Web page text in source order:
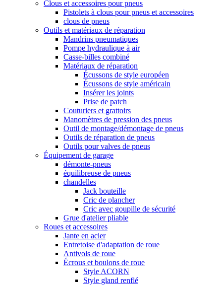
Clous et accessoires pour pneus
Pistolets à clous pour pneus et accessoires
clous de pneus
Outils et matériaux de réparation
Mandrins pneumatiques
Pompe hydraulique à air
Casse-billes combiné
Matériaux de réparation
Écussons de style européen
Écussons de style américain
Insérer les joints
Prise de patch
Couturiers et grattoirs
Manomètres de pression des pneus
Outil de montage/démontage de pneus
Outils de réparation de pneus
Outils pour valves de pneus
Équipement de garage
démonte-pneus
équilibreuse de pneus
chandelles
Jack bouteille
Cric de plancher
Cric avec goupille de sécurité
Grue d'atelier pliable
Roues et accessoires
Jante en acier
Entretoise d'adaptation de roue
Antivols de roue
Écrous et boulons de roue
Style ACORN
Style gland renflé